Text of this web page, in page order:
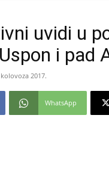
uvidi u
i pad
2017.
WhatsApp